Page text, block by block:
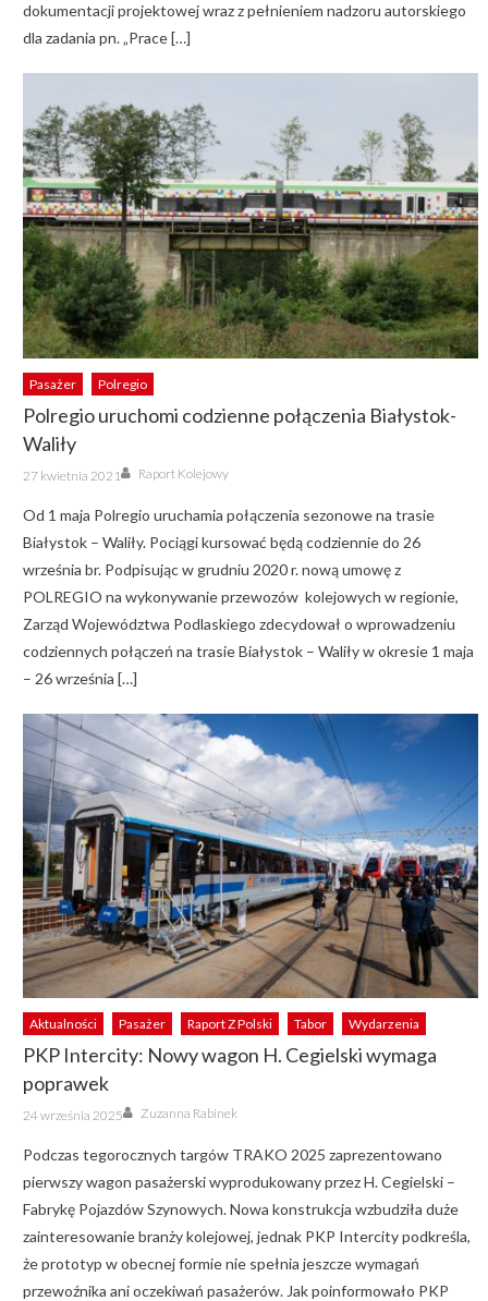
dokumentacji projektowej wraz z pełnieniem nadzoru autorskiego
dla zadania pn. „Prace […]
Pasażer Polregio
Polregio uruchomi codzienne połączenia Białystok-
Waliły
Posted
on
27 kwietnia 2021 Author
Raport Kolejowy
Od 1 maja Polregio uruchamia połączenia sezonowe na trasie
Białystok – Waliły. Pociągi kursować będą codziennie do 26
września br. Podpisując w grudniu 2020 r. nową umowę z
POLREGIO na wykonywanie przewozów kolejowych w regionie,
Zarząd Województwa Podlaskiego zdecydował o wprowadzeniu
codziennych połączeń na trasie Białystok – Waliły w okresie 1 maja
– 26 września […]
Aktualności Pasażer Raport Z Polski Tabor Wydarzenia
PKP Intercity: Nowy wagon H. Cegielski wymaga
poprawek
Posted
on
24 września 2025 Author
Zuzanna Rabinek
Podczas tegorocznych targów TRAKO 2025 zaprezentowano
pierwszy wagon pasażerski wyprodukowany przez H. Cegielski –
Fabrykę Pojazdów Szynowych. Nowa konstrukcja wzbudziła duże
zainteresowanie branży kolejowej, jednak PKP Intercity podkreśla,
że prototyp w obecnej formie nie spełnia jeszcze wymagań
przewoźnika ani oczekiwań pasażerów. Jak poinformowało PKP